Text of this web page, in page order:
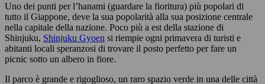
Uno dei punti per l’hanami (guardare la fioritura) più popolari di
tutto il Giappone, deve la sua popolarità alla sua posizione centrale
nella capitale della nazione. Poco più a est della stazione di
Shinjuku, Shinjuku Gyoen si riempie ogni primavera di turisti e
abitanti locali speranzosi di trovare il posto perfetto per fare un
picnic sotto un albero in fiore.
Il parco è grande e rigoglioso, un raro spazio verde in una delle città